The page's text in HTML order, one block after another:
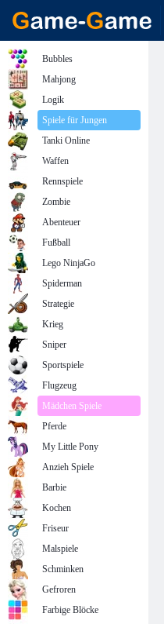
Bubbles
Mahjong
Logik
Spiele für Jungen
Tanki Online
Waffen
Rennspiele
Zombie
Abenteuer
Fußball
Lego NinjaGo
Spiderman
Strategie
Krieg
Sniper
Sportspiele
Flugzeug
Mädchen Spiele
Pferde
My Little Pony
Anzieh Spiele
Barbie
Kochen
Friseur
Malspiele
Schminken
Gefroren
Farbige Blöcke